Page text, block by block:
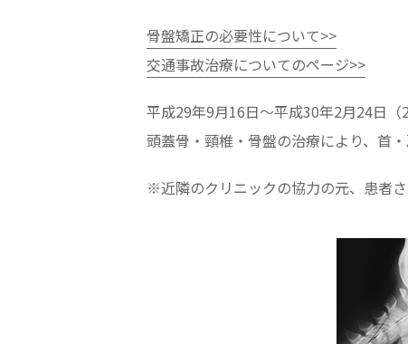
骨盤矯正の必要性について>>
交通事故治療についてのページ>>
平成29年9月16日～平成30年2月24日（
頭蓋骨・頸椎・骨盤の治療により、首
※近隣のクリニックの協力の元、患者